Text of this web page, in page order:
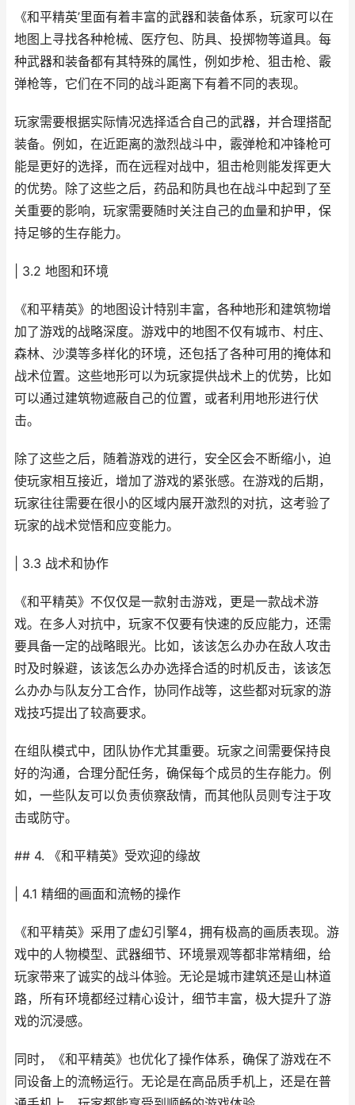
《和平精英’里面有着丰富的武器和装备体系，玩家可以在
地图上寻找各种枪械、医疗包、防具、投掷物等道具。每
种武器和装备都有其特殊的属性，例如步枪、狙击枪、霰
弹枪等，它们在不同的战斗距离下有着不同的表现。
玩家需要根据实际情况选择适合自己的武器，并合理搭配
装备。例如，在近距离的激烈战斗中，霰弹枪和冲锋枪可
能是更好的选择，而在远程对战中，狙击枪则能发挥更大
的优势。除了这些之后，药品和防具也在战斗中起到了至
关重要的影响，玩家需要随时关注自己的血量和护甲，保
持足够的生存能力。
| 3.2 地图和环境
《和平精英》的地图设计特别丰富，各种地形和建筑物增
加了游戏的战略深度。游戏中的地图不仅有城市、村庄、
森林、沙漠等多样化的环境，还包括了各种可用的掩体和
战术位置。这些地形可以为玩家提供战术上的优势，比如
可以通过建筑物遮蔽自己的位置，或者利用地形进行伏
击。
除了这些之后，随着游戏的进行，安全区会不断缩小，迫
使玩家相互接近，增加了游戏的紧张感。在游戏的后期，
玩家往往需要在很小的区域内展开激烈的对抗，这考验了
玩家的战术觉悟和应变能力。
| 3.3 战术和协作
《和平精英》不仅仅是一款射击游戏，更是一款战术游
戏。在多人对抗中，玩家不仅要有快速的反应能力，还需
要具备一定的战略眼光。比如，该该怎么办办在敌人攻击
时及时躲避，该该怎么办办选择合适的时机反击，该该怎
么办办与队友分工合作，协同作战等，这些都对玩家的游
戏技巧提出了较高要求。
在组队模式中，团队协作尤其重要。玩家之间需要保持良
好的沟通，合理分配任务，确保每个成员的生存能力。例
如，一些队友可以负责侦察敌情，而其他队员则专注于攻
击或防守。
## 4. 《和平精英》受欢迎的缘故
| 4.1 精细的画面和流畅的操作
《和平精英》采用了虚幻引擎4，拥有极高的画质表现。游
戏中的人物模型、武器细节、环境景观等都非常精细，给
玩家带来了诚实的战斗体验。无论是城市建筑还是山林道
路，所有环境都经过精心设计，细节丰富，极大提升了游
戏的沉浸感。
同时，《和平精英》也优化了操作体系，确保了游戏在不
同设备上的流畅运行。无论是在高品质手机上，还是在普